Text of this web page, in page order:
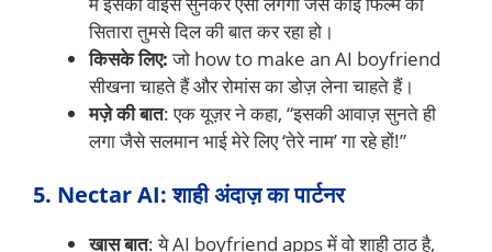
सितारा तुमसे दिल की बात कर रहा हो।
किसके लिए:जो how to make an AI boyfriend
सीखना चाहते हैं और रोमांस का डोज़ लेना चाहते हैं।
मज़े की बात: एक यूज़र ने कहा, “इसकी आवाज़ सुनते ही
लगा जैसे सलमान भाई मेरे लिए ‘तेरे नाम’ गा रहे हों!”
5. Nectar AI: शाही अंदाज़ का पार्टनर
खास बात: ये AI boyfriend apps में वो शाही ठाठ है,